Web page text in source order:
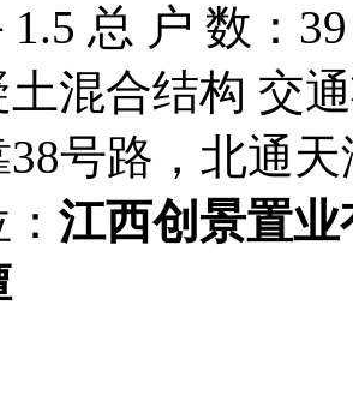
1.5 总 户 数：
混合结构 交
号路，北通
江西创景置